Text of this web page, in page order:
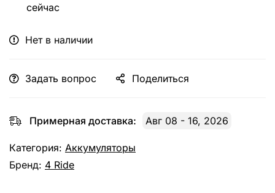
сейчас
Нет в наличии
Задать вопрос Поделиться
Примерная доставка: Авг 08 - 16, 2026
Категория: Аккумуляторы
Бренд: 4 Ride